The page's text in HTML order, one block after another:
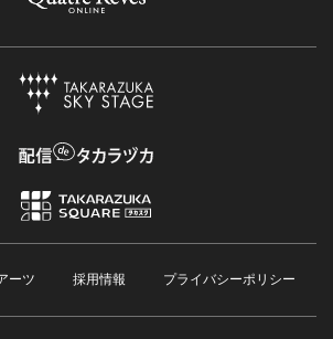
ーツ 採用情報 プライバシーポリシー